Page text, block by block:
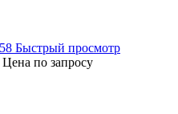
Быстрый просмотр
Цена по запросу